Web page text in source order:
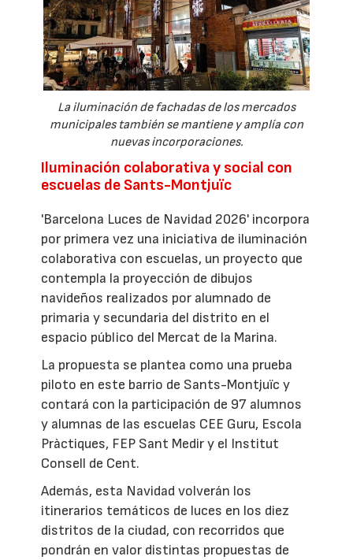
La iluminación de fachadas de los mercados
municipales también se mantiene y amplía con
nuevas incorporaciones.
Iluminación colaborativa y social con
escuelas de Sants-Montjuïc
'Barcelona Luces de Navidad 2026' incorpora
por primera vez una iniciativa de iluminación
colaborativa con escuelas, un proyecto que
contempla la proyección de dibujos
navideños realizados por alumnado de
primaria y secundaria del distrito en el
espacio público del Mercat de la Marina.
La propuesta se plantea como una prueba
piloto en este barrio de Sants-Montjuïc y
contará con la participación de 97 alumnos
y alumnas de las escuelas CEE Guru, Escola
Pràctiques, FEP Sant Medir y el Institut
Consell de Cent.
Además, esta Navidad volverán los
itinerarios temáticos de luces en los diez
distritos de la ciudad, con recorridos que
pondrán en valor distintas propuestas de